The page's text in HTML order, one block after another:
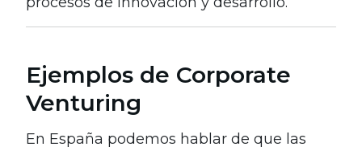
Ejemplos de Corporate
Venturing
En España podemos hablar de que las